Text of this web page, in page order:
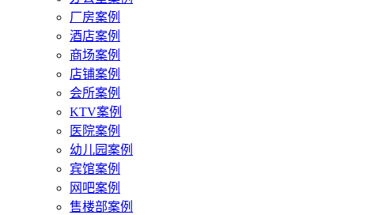
厂房案例
酒店案例
商场案例
店铺案例
会所案例
KTV案例
医院案例
幼儿园案例
宾馆案例
网吧案例
售楼部案例